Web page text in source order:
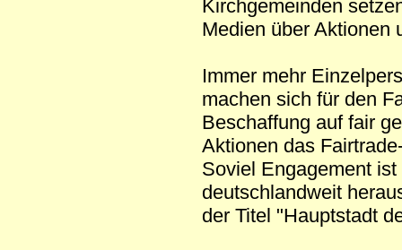
Kirchgemeinden
Medien über Aktionen
Immer mehr
machen sich für den
Beschaffung auf fair
Aktionen das
Soviel Engagement
deutschlandweit
der Titel "Hauptstadt